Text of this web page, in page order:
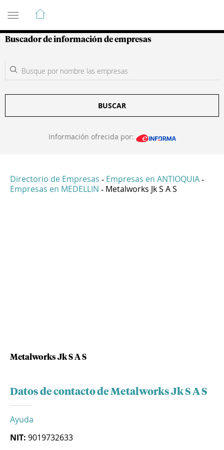
Guía de Empresas Colombianas
Buscador de información de empresas
BUSCAR
Información ofrecida por:
Directorio de Empresas - Empresas en ANTIOQUIA -
Empresas en MEDELLIN - Metalworks Jk S A S
Metalworks Jk S A S
Datos de contacto de Metalworks Jk S A S
Ayuda
NIT: 9019732633